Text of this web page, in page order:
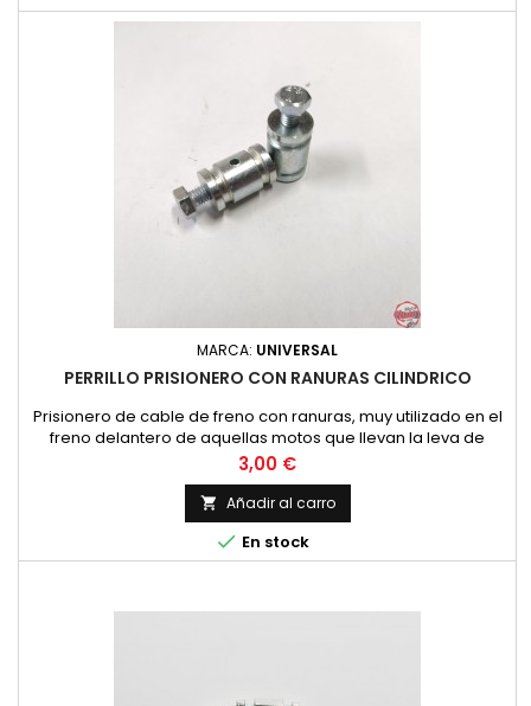
MARCA: UNIVERSAL
PERRILLO PRISIONERO CON RANURAS CILINDRICO
Prisionero de cable de freno con ranuras, muy utilizado en el
freno delantero de aquellas motos que llevan la leva de
chapa. Montesa Impala, Comando, Turismo y similares.
Nuevo
Precio
3,00 €
 Añadir al carro
 En stock